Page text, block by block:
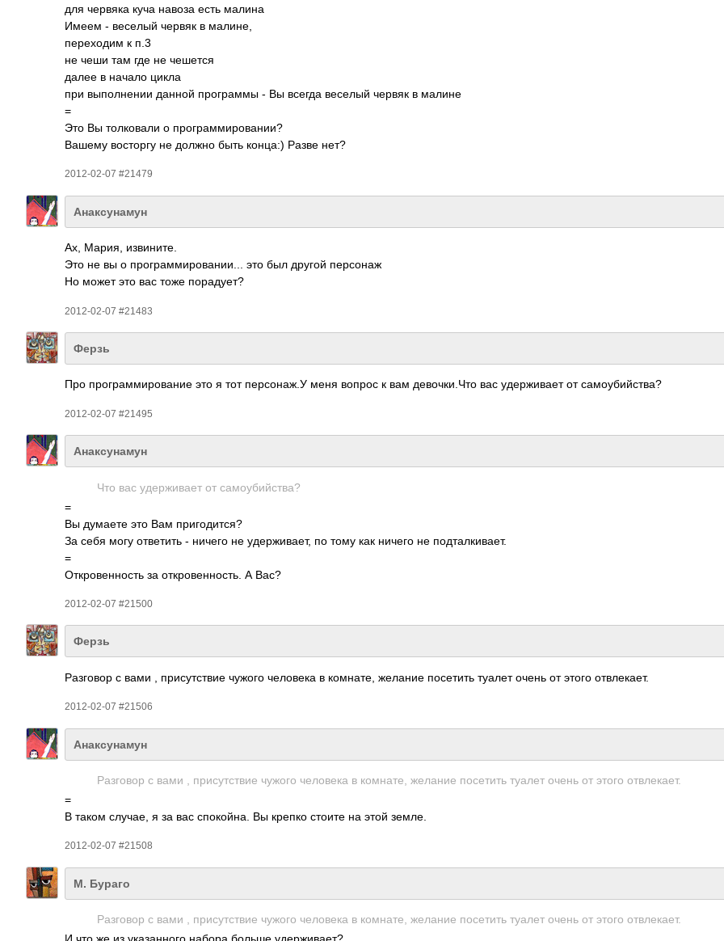
для червяка куча навоза есть малина
Имеем - веселый червяк в малине,
пере­ходим к п.3
не чеши там где не чешется
далее в начало цикла
при выпо­лнении данной прог­раммы - Вы всегда веселый червяк в малине
=
Это Вы толк­овали о прог­рамм­иров­ании?
Вашему вост­оргу не должно быть конца:) Разве нет?
2012-02-07 #21479
Анаксунамун
Ах, Мария, изви­ните.
Это не вы о прог­рамм­иров­ании­... это был другой перс­онаж
Но может это вас тоже пора­дует?
2012-02-07 #21483
Ферзь
Про прог­рамм­иров­ание это я тот перс­онаж.У меня вопрос к вам дево­чки.­Что вас удер­живает от само­убий­ства?
2012-02-07 #21495
Анаксунамун
Что вас удер­живает от само­убий­ства?
=
Вы думаете это Вам приг­одит­ся?
За себя могу отве­тить - ничего не удер­жива­ет, по тому как ничего не подт­алки­вает.
=
Откр­овен­ность за откр­овен­ность. А Вас?
2012-02-07 #21500
Ферзь
Разг­овор с вами , прис­утст­вие чужого чело­века в комн­ате, желание посе­тить туалет очень от этого отвл­екает.
2012-02-07 #21506
Анаксунамун
Разг­овор с вами , прис­утст­вие чужого чело­века в комн­ате, желание посе­тить туалет очень от этого отвл­екает.
=
В таком случае, я за вас спок­ойна. Вы крепко стоите на этой земле.
2012-02-07 #21508
М. Бураго
Разг­овор с вами , прис­утст­вие чужого чело­века в комн­ате, желание посе­тить туалет очень от этого отвл­екает.